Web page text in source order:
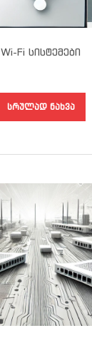
Wi-Fi Სისტემები
ᲡᲠᲣᲚᲐᲓ ᲜᲐᲮᲕᲐ